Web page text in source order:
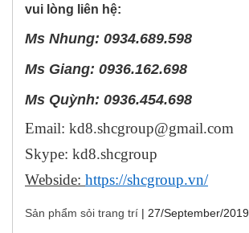
vui lòng liên hệ:
Ms Nhung: 0934.689.598
Ms Giang: 0936.162.698
Ms Quỳnh: 0936.454.698
Email: kd8.shcgroup@gmail.com
Skype: kd8.shcgroup
Webside: https://shcgroup.vn/
Sản phẩm sỏi trang trí | 27/September/2019